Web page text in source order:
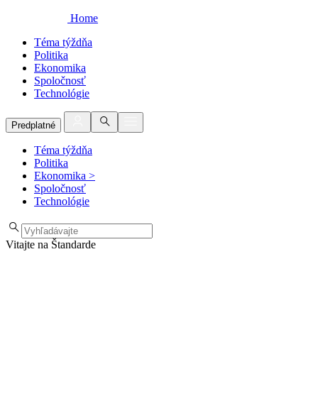
Home
Téma týždňa
Politika
Ekonomika
Spoločnosť
Technológie
Predplatné
Téma týždňa
Politika
Ekonomika >
Spoločnosť
Technológie
Vitajte na Štandarde